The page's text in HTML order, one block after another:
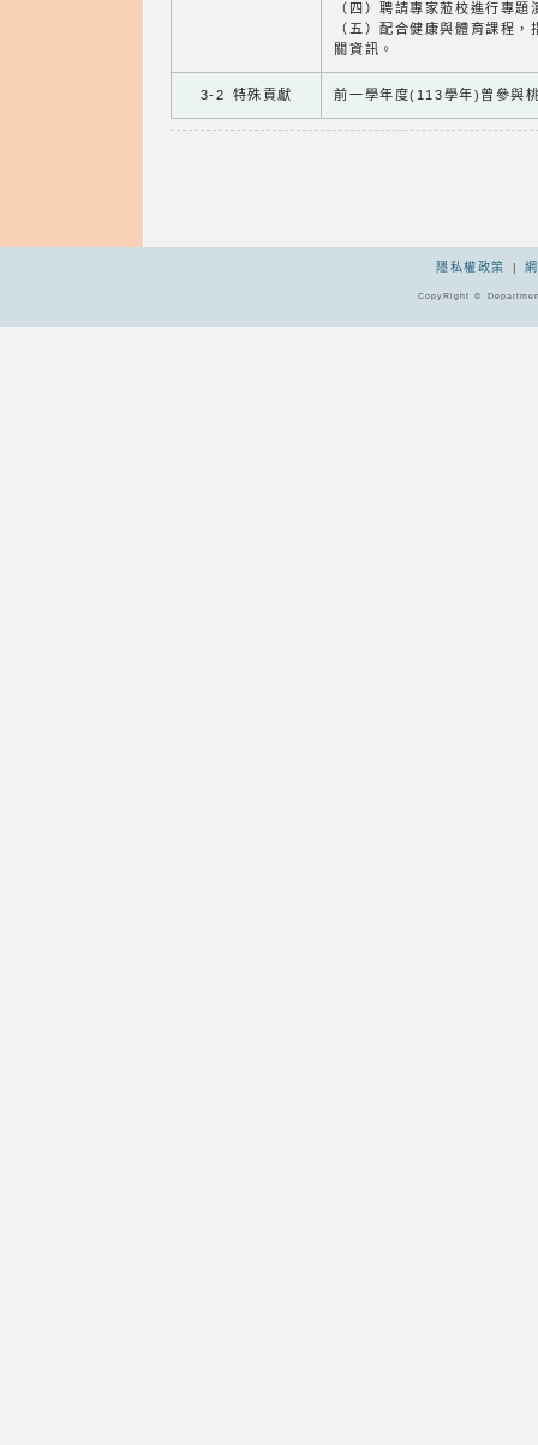
（四）聘請專家蒞校進行專題
（五）配合健康與體育課程
關資訊。
3-2 特殊貢獻 前一學年度(113學年)曾參與
隱私權政策 |
CopyRight ©